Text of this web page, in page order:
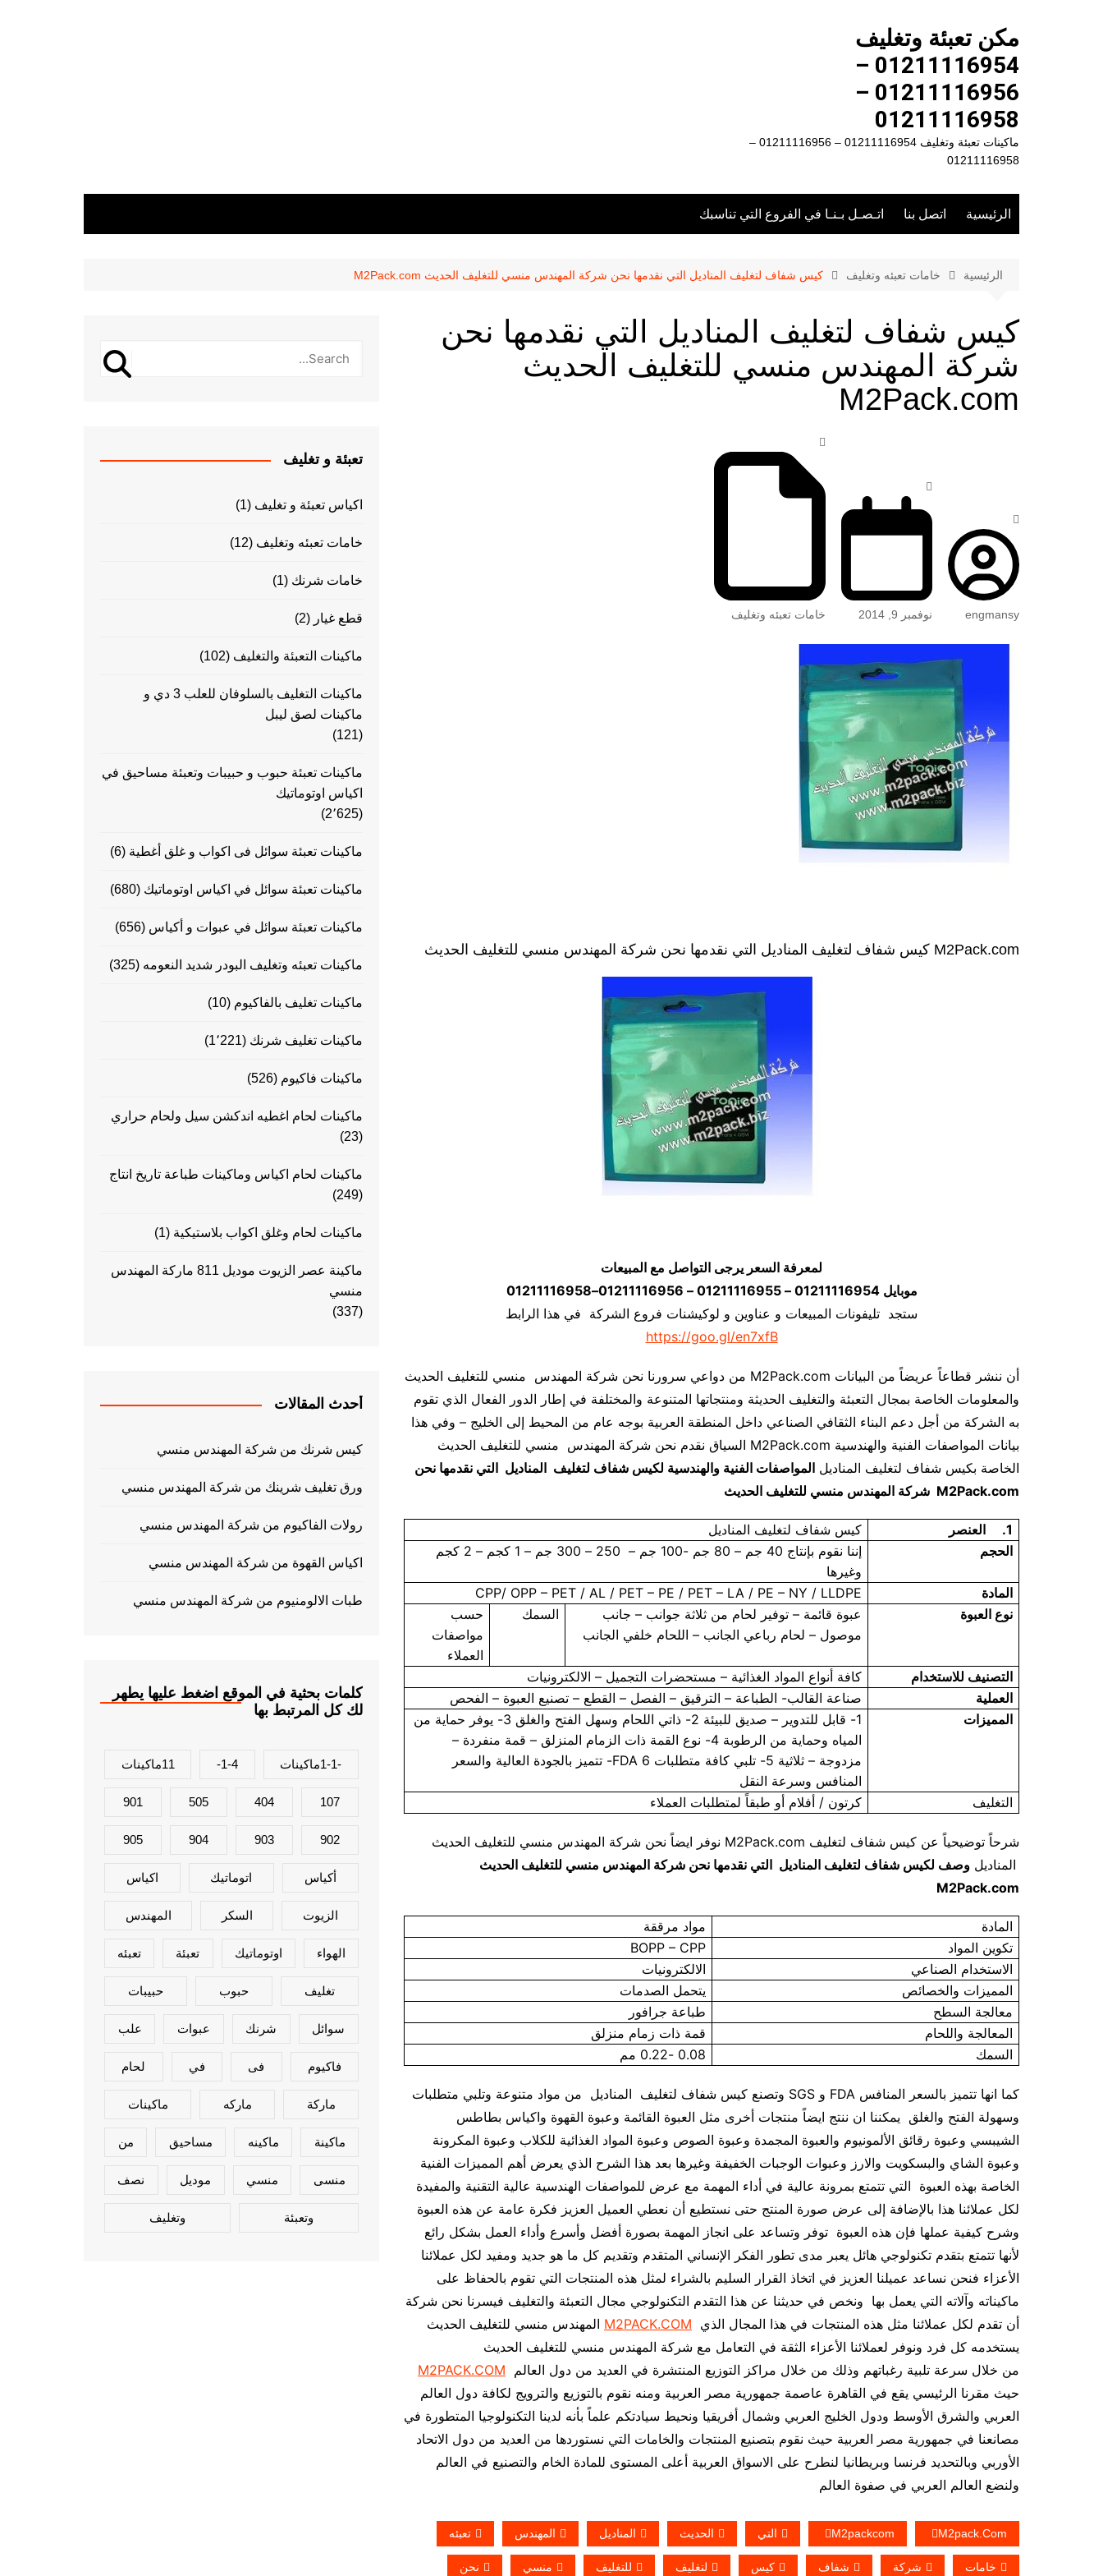
مكن تعبئة وتغليف
01211116954 –
01211116956 –
01211116958
ماكينات تعبئة وتغليف 01211116954 – 01211116956 –
01211116958
الرئيسية اتصل بنا اتـصـل بـنـا في الفروع التي تناسبك
الرئيسية خامات تعبئه وتغليف كيس شفاف لتغليف المناديل التي نقدمها نحن شركة المهندس منسي للتغليف الحديث M2Pack.com
كيس شفاف لتغليف المناديل التي نقدمها نحن
شركة المهندس منسي للتغليف الحديث
M2Pack.com
engmansy نوفمبر 9, 2014 خامات تعبئه وتغليف
كيس شفاف لتغليف المناديل التي نقدمها نحن شركة المهندس منسي للتغليف الحديث M2Pack.com
لمعرفة السعر يرجى التواصل مع المبيعات
موبايل 01211116954 – 01211116955 – 01211116956–01211116958
ستجد تليفونات المبيعات و عناوين و لوكيشنات فروع الشركة في هذا الرابط
https://goo.gl/en7xfB
من دواعي سرورنا نحن شركة المهندس منسي للتغليف الحديث M2Pack.com أن ننشر قطاعاً عريضاً من البيانات
والمعلومات الخاصة بمجال التعبئة والتغليف الحديثة ومنتجاتها المتنوعة والمختلفة في إطار الدور الفعال الذي تقوم
به الشركة من أجل دعم البناء الثقافي الصناعي داخل المنطقة العربية بوجه عام من المحيط إلى الخليج – وفي هذا
السياق نقدم نحن شركة المهندس منسي للتغليف الحديث M2Pack.com بيانات المواصفات الفنية والهندسية
الخاصة بكيس شفاف لتغليف المناديل المواصفات الفنية والهندسية لكيس شفاف لتغليف المناديل التي نقدمها نحن
M2Pack.com
1. العنصر
كيس شفاف لتغليف المناديل
الحجم
إننا نقوم بإنتاج 40 جم – 80 جم -100 جم – 250 – 300 جم – 1 كجم – 2 كجم
وغيرها
المادة
CPP/ OPP – PET / AL / PET – PE / PET – LA / PE – NY / LLDPE
نوع العبوة
عبوة قائمة – توفير لحام من ثلاثة جوانب – جانب
موصول – لحام رباعي الجانب – اللحام خلفي الجانب
السمك
حسب
مواصفات
العملاء
التصنيف للاستخدام
كافة أنواع المواد الغذائية – مستحضرات التجميل – الالكترونيات
العملية
صناعة القالب- الطباعة – الترقيق – الفصل – القطع – تصنيع العبوة – الفحص
المميزات
1- قابل للتدوير – صديق للبيئة 2- ذاتي اللحام وسهل الفتح والغلق 3- يوفر حماية من
المياه وحماية من الرطوبة 4- نوع القمة ذات الزمام المنزلق – قمة منفردة –
مزدوجة – ثلاثية 5- تلبي كافة متطلبات FDA 6- تتميز بالجودة العالية والسعر
المنافس وسرعة النقل
التغليف
كرتون / أفلام أو طبقاً لمتطلبات العملاء
نوفر ايضاً نحن شركة المهندس منسي للتغليف الحديث M2Pack.com شرحاً توضيحياً عن كيس شفاف لتغليف
المناديل
M2Pack.com
المادة
مواد مرققة
تكوين المواد
BOPP – CPP
الاستخدام الصناعي
الالكترونيات
المميزات والخصائص
يتحمل الصدمات
معالجة السطح
طباعة جرافور
المعالجة واللحام
قمة ذات زمام منزلق
السمك
0.08 -0.22 مم
وتصنع كيس شفاف لتغليف المناديل من مواد متنوعة وتلبي متطلبات SGS و FDA كما انها تتميز بالسعر المنافس
وسهولة الفتح والغلق يمكننا ان ننتج ايضاً منتجات أخرى مثل العبوة القائمة وعبوة القهوة واكياس بطاطس
الشيبسي وعبوة رقائق الألمونيوم والعبوة المجمدة وعبوة الصوص وعبوة المواد الغذائية للكلاب وعبوة المكرونة
وعبوة الشاي والبسكويت والارز وعبوات الوجبات الخفيفة وغيرها بعد هذا الشرح الذي يعرض أهم المميزات الفنية
الخاصة بهذه العبوة التي تتمتع بمرونة عالية في أداء المهمة مع عرض للمواصفات الهندسية عالية التقنية والمفيدة
لكل عملائنا هذا بالإضافة إلى عرض صورة المنتج حتى نستطيع أن نعطي العميل العزيز فكرة عامة عن هذه العبوة
وشرح كيفية عملها فإن هذه العبوة توفر وتساعد على انجاز المهمة بصورة أفضل وأسرع وأداء العمل بشكل رائع
لأنها تتمتع بتقدم تكنولوجي هائل يعبر مدى تطور الفكر الإنساني المتقدم وتقديم كل ما هو جديد ومفيد لكل عملائنا
الأعزاء فنحن نساعد عميلنا العزيز في اتخاذ القرار السليم بالشراء لمثل هذه المنتجات التي تقوم بالحفاظ على
ماكيناته وآلاته التي يعمل بها ونخص في حديثنا عن هذا التقدم التكنولوجي مجال التعبئة والتغليف فيسرنا نحن شركة
M2PACK.COM
يستخدمه كل فرد ونوفر لعملائنا الأعزاء الثقة في التعامل مع شركة المهندس منسي للتغليف الحديث
M2PACK.COM
حيث مقرنا الرئيسي يقع في القاهرة عاصمة جمهورية مصر العربية ومنه نقوم بالتوزيع والترويج لكافة دول العالم
العربي والشرق الأوسط ودول الخليج العربي وشمال أفريقيا ونحيط سيادتكم علماً بأنه لدينا التكنولوجيا المتطورة في
مصانعنا في جمهورية مصر العربية حيث نقوم بتصنيع المنتجات والخامات التي نستوردها من العديد من دول الاتحاد
الأوربي وبالتحديد فرنسا وبريطانيا لنطرح على الاسواق العربية أعلى المستوى للمادة الخام والتصنيع في العالم
ولنضع العالم العربي في صفوة العالم
M2pack.com
M2packcom التي الحديث المناديل المهندس تعبئه
خامات شركة شفاف كيس لتغليف للتغليف منسي نحن
تعبئة و تغليف
اكياس تعبئة و تغليف (1)
خامات تعبئه وتغليف (12)
خامات شرنك (1)
قطع غيار (2)
ماكينات التعبئة والتغليف (102)
ماكينات التغليف بالسلوفان للعلب 3 دي و
ماكينات لصق ليبل
(121)
ماكينات تعبئة حبوب و حبيبات وتعبئة مساحيق في
اكياس اوتوماتيك
(2٬625)
ماكينات تعبئة سوائل فى اكواب و غلق أغطية (6)
ماكينات تعبئة سوائل في اكياس اوتوماتيك (680)
ماكينات تعبئة سوائل في عبوات و أكياس (656)
ماكينات تعبئه وتغليف البودر شديد النعومه (325)
ماكينات تغليف بالفاكيوم (10)
ماكينات تغليف شرنك (1٬221)
ماكينات فاكيوم (526)
ماكينات لحام اغطيه اندكشن سيل ولحام حراري
(23)
ماكينات لحام اكياس وماكينات طباعة تاريخ انتاج
(249)
ماكينات لحام وغلق اكواب بلاستيكية (1)
ماكينة عصر الزيوت موديل 811 ماركة المهندس
منسي
(337)
أحدث المقالات
كيس شرنك من شركة المهندس منسي
ورق تغليف شرينك من شركة المهندس منسي
رولات الفاكيوم من شركة المهندس منسي
اكياس القهوة من شركة المهندس منسي
طبات الالومنيوم من شركة المهندس منسي
كلمات بحثية في الموقع اضغط عليها يطهر
لك كل المرتبط بها
-1-1ماكينات 1-4- 11ماكينات
107
404
505
901
902
903
904
905
أكياس اتوماتيك اكياس
الزيوت السكر المهندس
الهواء اوتوماتيك تعبئة تعبئه
تغليف حبوب حبيبات
سوائل شرنك عبوات علب
فاكيوم فى في لحام
ماركة ماركه ماكينات
ماكينة ماكينه مساحيق من
منسى منسي موديل نصف
وتعبئة وتغليف